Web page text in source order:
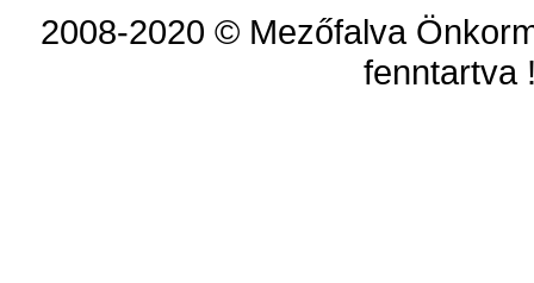
2008-2020 © Mezőfalva
fenntartva